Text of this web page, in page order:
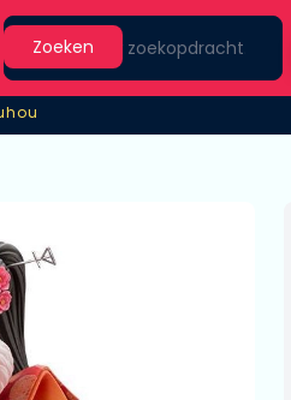
Search
Zoeken